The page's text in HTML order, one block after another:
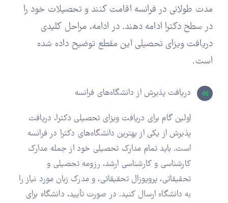
مدت طولانی در فرانسه اقامت کنند و تحصیلات خود را
در سطح دکترا ادامه دهند. در ادامه، مراحل کلیدی
دریافت ویزای تحصیلی این مقطع توضیح داده شده
است.
دریافت پذیرش از دانشگاه‌های فرانسه
اولین گام برای دریافت ویزای تحصیلی دکترا، دریافت
پذیرش از یکی از بهترین دانشگاه‌های دکترا در فرانسه
است. باید تمام مدارک تحصیلی خود از جمله مدارک
کارشناسی و کارشناسی ارشد، رزومه تحصیلی و
تحقیقاتی، پروپوزال تحقیقاتی، و مدرک زبان مورد نیاز را
به دانشگاه ارسال کنید. در صورت تأیید، دانشگاه برای